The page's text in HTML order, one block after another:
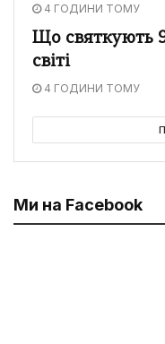
4 ГОДИНИ ТОМУ
Що святкують
світі
4 ГОДИНИ ТОМУ
Ми на Facebook